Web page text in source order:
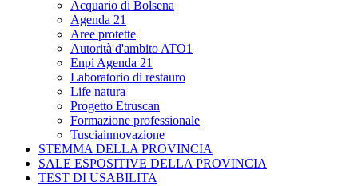
Acquario di Bolsena
Agenda 21
Aree protette
Autorità d'ambito ATO1
Enpi Agenda 21
Laboratorio di restauro
Life natura
Progetto Etruscan
Formazione professionale
Tusciainnovazione
STEMMA DELLA PROVINCIA
SALE ESPOSITIVE DELLA PROVINCIA
TEST DI USABILITA